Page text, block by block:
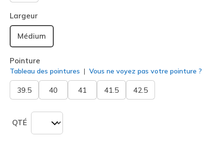
Largeur
Médium
Pointure
Tableau des pointures Vous ne voyez pas votre pointure ?
39.5 40 41 41.5 42.5
QTÉ